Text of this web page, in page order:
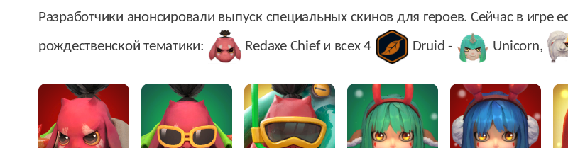
Разработчики анонсировали выпуск специальных скинов для героев. Сейчас в игре
рождественской тематики:
Redaxe Chiefи всех 4 Druid - Unicorn,